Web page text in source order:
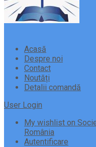
Acasă
Despre noi
Contact
Noutăți
Detalii comandă
User Login
My wishlist on
România
Autentificare